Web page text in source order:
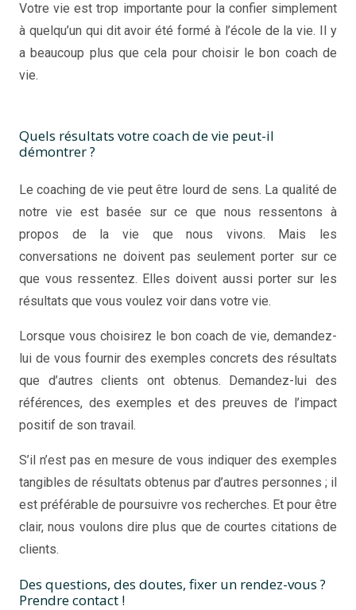
Votre vie est trop importante pour la confier simplement
à quelqu’un qui dit avoir été formé à l’école de la vie. Il y
a beaucoup plus que cela pour choisir le bon coach de
vie.
Quels résultats votre coach de vie peut-il
démontrer ?
Le coaching de vie peut être lourd de sens. La qualité de
notre vie est basée sur ce que nous ressentons à
propos de la vie que nous vivons. Mais les
conversations ne doivent pas seulement porter sur ce
que vous ressentez. Elles doivent aussi porter sur les
résultats que vous voulez voir dans votre vie.
Lorsque vous choisirez le bon coach de vie, demandez-
lui de vous fournir des exemples concrets des résultats
que d’autres clients ont obtenus. Demandez-lui des
références, des exemples et des preuves de l’impact
positif de son travail.
S’il n’est pas en mesure de vous indiquer des exemples
tangibles de résultats obtenus par d’autres personnes ; il
est préférable de poursuivre vos recherches. Et pour être
clair, nous voulons dire plus que de courtes citations de
clients.
Des questions, des doutes, fixer un rendez-vous ?
Prendre contact !